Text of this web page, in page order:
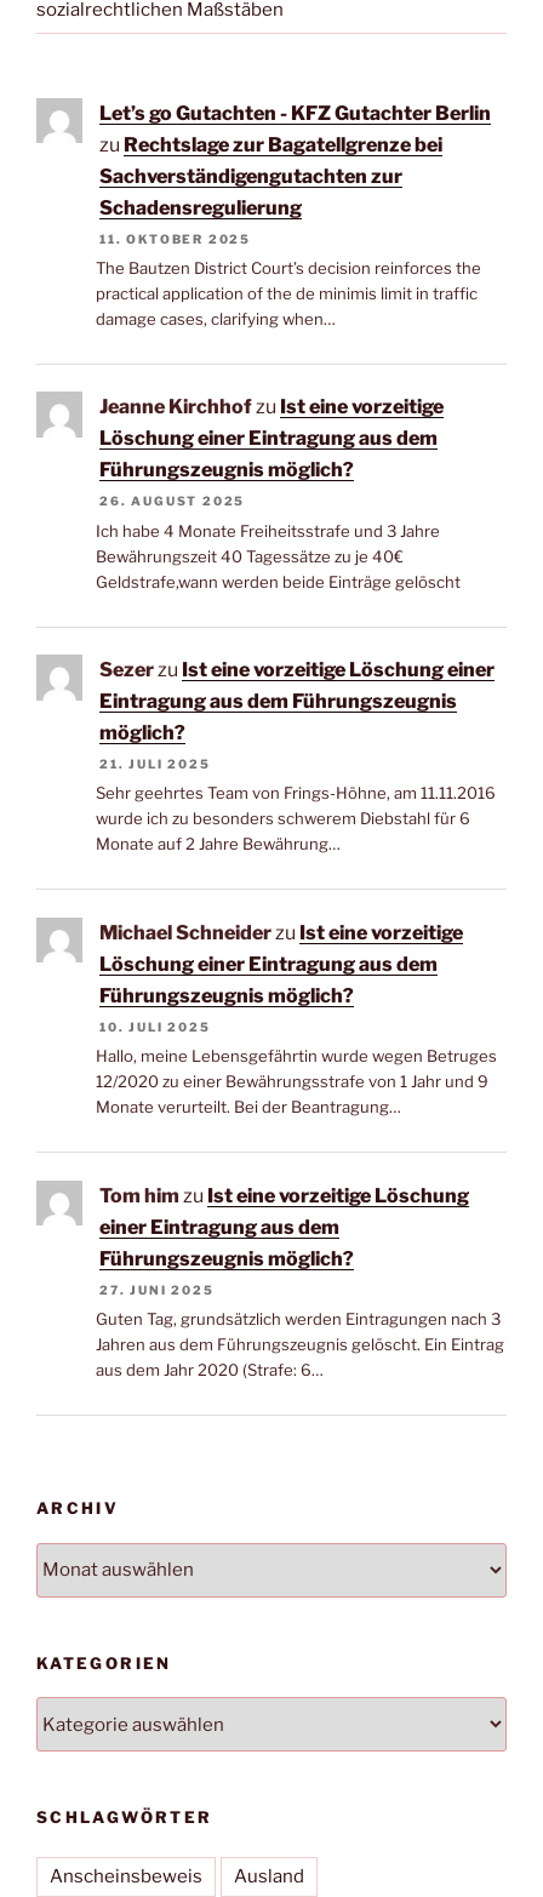
sozialrechtlichen Maßstäben
Let’s go Gutachten - KFZ Gutachter Berlin
zu Rechtslage zur Bagatellgrenze bei
Sachverständigengutachten zur
Schadensregulierung
11. OKTOBER 2025
The Bautzen District Court’s decision reinforces the
practical application of the de minimis limit in traffic
damage cases, clarifying when…
Jeanne Kirchhofzu Ist eine vorzeitige
Löschung einer Eintragung aus dem
Führungszeugnis möglich?
26. AUGUST 2025
Ich habe 4 Monate Freiheitsstrafe und 3 Jahre
Bewährungszeit 40 Tagessätze zu je 40€
Geldstrafe,wann werden beide Einträge gelöscht
Sezerzu Ist eine vorzeitige Löschung einer
Eintragung aus dem Führungszeugnis
möglich?
21. JULI 2025
Sehr geehrtes Team von Frings-Höhne, am 11.11.2016
wurde ich zu besonders schwerem Diebstahl für 6
Monate auf 2 Jahre Bewährung…
Michael Schneiderzu Ist eine vorzeitige
Löschung einer Eintragung aus dem
Führungszeugnis möglich?
10. JULI 2025
Hallo, meine Lebensgefährtin wurde wegen Betruges
12/2020 zu einer Bewährungsstrafe von 1 Jahr und 9
Monate verurteilt. Bei der Beantragung…
Tom him zu Ist eine vorzeitige Löschung
einer Eintragung aus dem
Führungszeugnis möglich?
27. JUNI 2025
Guten Tag, grundsätzlich werden Eintragungen nach 3
Jahren aus dem Führungszeugnis gelöscht. Ein Eintrag
aus dem Jahr 2020 (Strafe: 6…
ARCHIV
Archiv
KATEGORIEN
SCHLAGWÖRTER
Anscheinsbeweis Ausland